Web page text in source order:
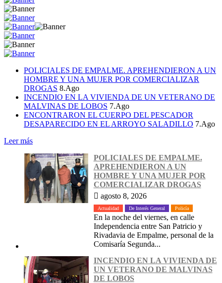
POLICIALES DE EMPALME. APREHENDIERON A UN
HOMBRE Y UNA MUJER POR COMERCIALIZAR
DROGAS 8.Ago
INCENDIO EN LA VIVIENDA DE UN VETERANO DE
MALVINAS DE LOBOS 7.Ago
ENCONTRARON EL CUERPO DEL PESCADOR
DESAPARECIDO EN EL ARROYO SALADILLO 7.Ago
Leer más
POLICIALES DE EMPALME.
APREHENDIERON A UN
HOMBRE Y UNA MUJER POR
COMERCIALIZAR DROGAS
agosto 8, 2026
Actualidad De Interés General Policía
En la noche del viernes, en calle
Independencia entre San Patricio y
Rivadavia de Empalme, personal de la
Comisaría Segunda...
INCENDIO EN LA VIVIENDA DE
UN VETERANO DE MALVINAS
DE LOBOS